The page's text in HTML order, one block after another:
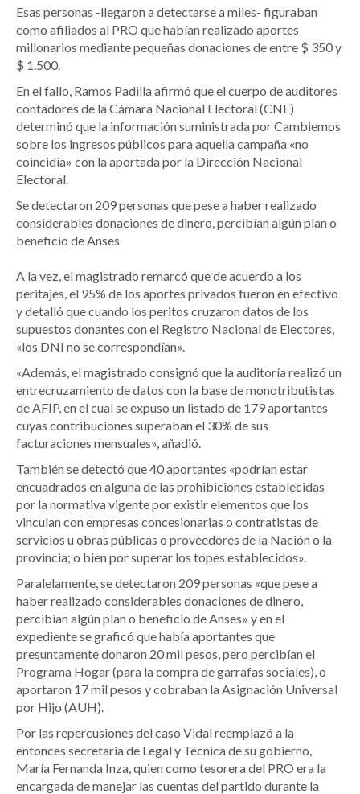
Esas personas -llegaron a detectarse a miles- figuraban
como afiliados al PRO que habían realizado aportes
millonarios mediante pequeñas donaciones de entre $ 350 y
$ 1.500.
En el fallo, Ramos Padilla afirmó que el cuerpo de auditores
contadores de la Cámara Nacional Electoral (CNE)
determinó que la información suministrada por Cambiemos
sobre los ingresos públicos para aquella campaña «no
coincidía» con la aportada por la Dirección Nacional
Electoral.
Se detectaron 209 personas que pese a haber realizado
considerables donaciones de dinero, percibían algún plan o
beneficio de Anses
A la vez, el magistrado remarcó que de acuerdo a los
peritajes, el 95% de los aportes privados fueron en efectivo
y detalló que cuando los peritos cruzaron datos de los
supuestos donantes con el Registro Nacional de Electores,
«los DNI no se correspondían».
«Además, el magistrado consignó que la auditoría realizó un
entrecruzamiento de datos con la base de monotributistas
de AFIP, en el cual se expuso un listado de 179 aportantes
cuyas contribuciones superaban el 30% de sus
facturaciones mensuales», añadió.
También se detectó que 40 aportantes «podrían estar
encuadrados en alguna de las prohibiciones establecidas
por la normativa vigente por existir elementos que los
vinculan con empresas concesionarias o contratistas de
servicios u obras públicas o proveedores de la Nación o la
provincia; o bien por superar los topes establecidos».
Paralelamente, se detectaron 209 personas «que pese a
haber realizado considerables donaciones de dinero,
percibían algún plan o beneficio de Anses» y en el
expediente se graficó que había aportantes que
presuntamente donaron 20 mil pesos, pero percibían el
Programa Hogar (para la compra de garrafas sociales), o
aportaron 17 mil pesos y cobraban la Asignación Universal
por Hijo (AUH).
Por las repercusiones del caso Vidal reemplazó a la
entonces secretaria de Legal y Técnica de su gobierno,
María Fernanda Inza, quien como tesorera del PRO era la
encargada de manejar las cuentas del partido durante la